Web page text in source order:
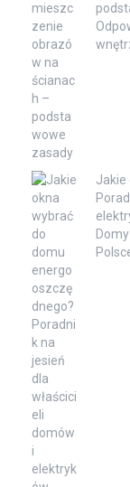
Jakie